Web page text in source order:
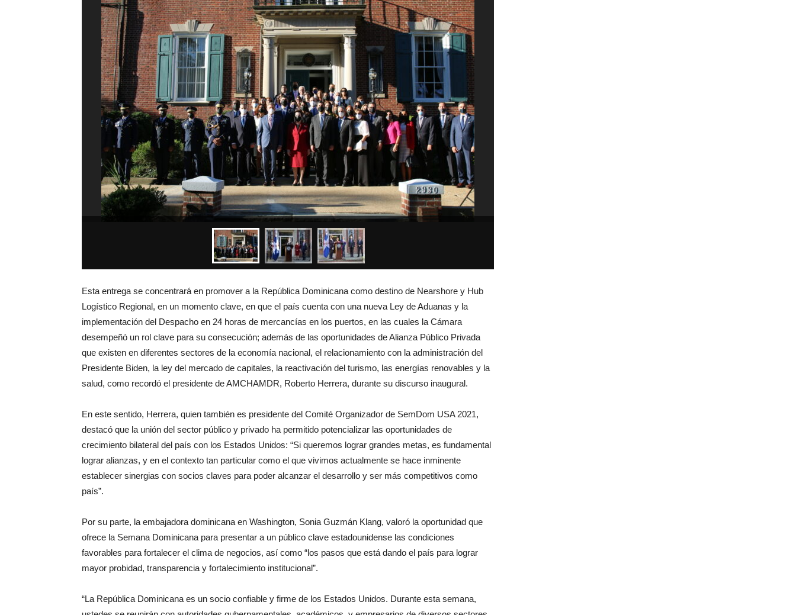
Esta entrega se concentrará en promover a la República Dominicana como destino de Nearshore y Hub
Logístico Regional, en un momento clave, en que el país cuenta con una nueva Ley de Aduanas y la
implementación del Despacho en 24 horas de mercancías en los puertos, en las cuales la Cámara
desempeñó un rol clave para su consecución; además de las oportunidades de Alianza Público Privada
que existen en diferentes sectores de la economía nacional, el relacionamiento con la administración del
Presidente Biden, la ley del mercado de capitales, la reactivación del turismo, las energías renovables y la
salud, como recordó el presidente de AMCHAMDR, Roberto Herrera, durante su discurso inaugural.
En este sentido, Herrera, quien también es presidente del Comité Organizador de SemDom USA 2021,
destacó que la unión del sector público y privado ha permitido potencializar las oportunidades de
crecimiento bilateral del país con los Estados Unidos: “Si queremos lograr grandes metas, es fundamental
lograr alianzas, y en el contexto tan particular como el que vivimos actualmente se hace inminente
establecer sinergias con socios claves para poder alcanzar el desarrollo y ser más competitivos como
país”.
Por su parte, la embajadora dominicana en Washington, Sonia Guzmán Klang, valoró la oportunidad que
ofrece la Semana Dominicana para presentar a un público clave estadounidense las condiciones
favorables para fortalecer el clima de negocios, así como “los pasos que está dando el país para lograr
mayor probidad, transparencia y fortalecimiento institucional”.
“La República Dominicana es un socio confiable y firme de los Estados Unidos. Durante esta semana,